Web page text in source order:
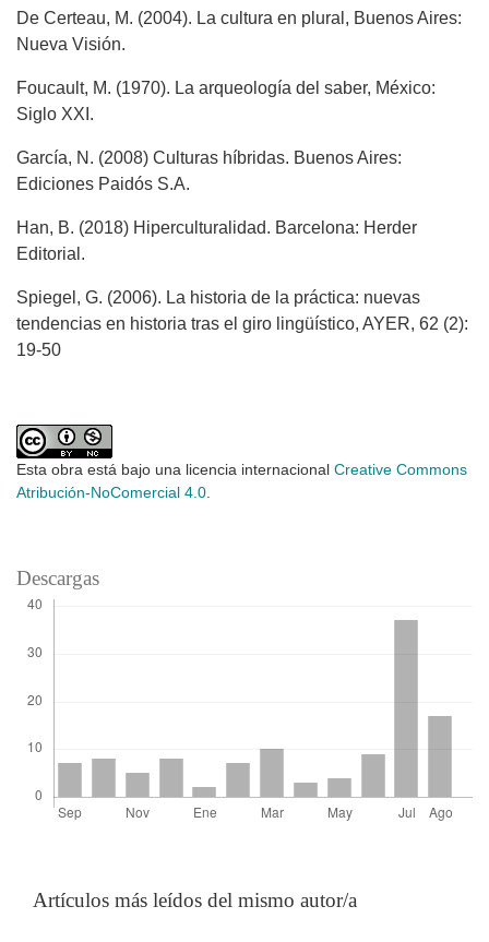
De Certeau, M. (2004). La cultura en plural, Buenos Aires:
Nueva Visión.
Foucault, M. (1970). La arqueología del saber, México:
Siglo XXI.
García, N. (2008) Culturas híbridas. Buenos Aires:
Ediciones Paidós S.A.
Han, B. (2018) Hiperculturalidad. Barcelona: Herder
Editorial.
Spiegel, G. (2006). La historia de la práctica: nuevas
tendencias en historia tras el giro lingüístico, AYER, 62 (2):
19-50
Esta obra está bajo una licencia internacional Creative Commons
Atribución-NoComercial 4.0.
Descargas
Artículos más leídos del mismo autor/a